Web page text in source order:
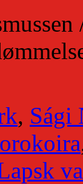
, Sági